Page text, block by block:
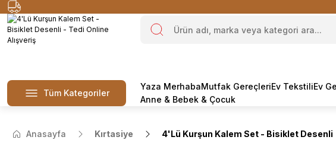
Tüm Kategoriler
Yaza MerhabaMutfak GereçleriEv TekstiliEv
Anne & Bebek & Çocuk
Anasayfa Kırtasiye 4'Lü Kurşun Kalem Set - Bisiklet Desenli